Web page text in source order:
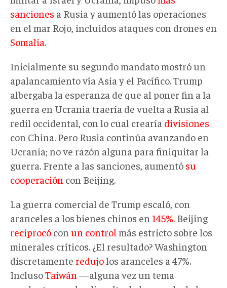
sanciones a Rusia y aumentó las operaciones
en el mar Rojo, incluidos ataques con drones en
Somalia.
Inicialmente su segundo mandato mostró un
apalancamiento vía Asia y el Pacífico. Trump
albergaba la esperanza de que al poner fin a la
guerra en Ucrania traería de vuelta a Rusia al
redil occidental, con lo cual crearía divisiones
con China. Pero Rusia continúa avanzando en
Ucrania; no ve razón alguna para finiquitar la
guerra. Frente a las sanciones, aumentó su
cooperación con Beijing.
La guerra comercial de Trump escaló, con
aranceles a los bienes chinos en 145%. Beijing
reciprocó con un control más estricto sobre los
minerales críticos. ¿El resultado? Washington
discretamente redujolos aranceles a 47%.
InclusoTaiwán —alguna vez un tema